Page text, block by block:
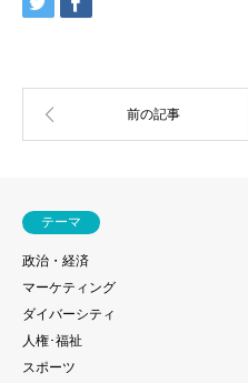
テーマ
政治・経済
マーケティング
ダイバーシティ
人権･福祉
スポーツ